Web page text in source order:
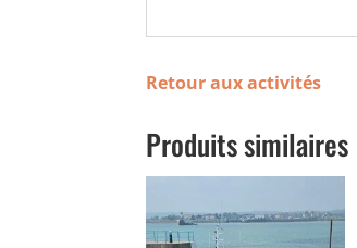
Retour aux activités
Produits similaires